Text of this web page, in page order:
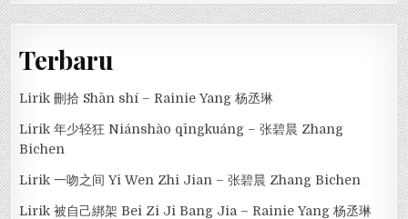
Terbaru
Lirik 刪拾 Shān shí – Rainie Yang 杨丞琳
Lirik 年少轻狂 Niánshào qīngkuáng – 张碧晨 Zhang
Bichen
Lirik 一吻之间 Yi Wen Zhi Jian – 张碧晨 Zhang Bichen
Lirik 被自己綁架 Bei Zi Ji Bang Jia – Rainie Yang 杨丞琳